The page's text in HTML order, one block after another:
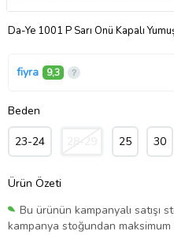
Da-Ye 1001 P Sarı Önü Kapalı
fiyra 9,3
Beden
23-24 28-29 25 30
Ürün Özeti
Bu ürünün kampanyalı satışı
kampanya stoğundan